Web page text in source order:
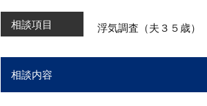
相談項目 浮気調査（夫３５歳）
相談内容